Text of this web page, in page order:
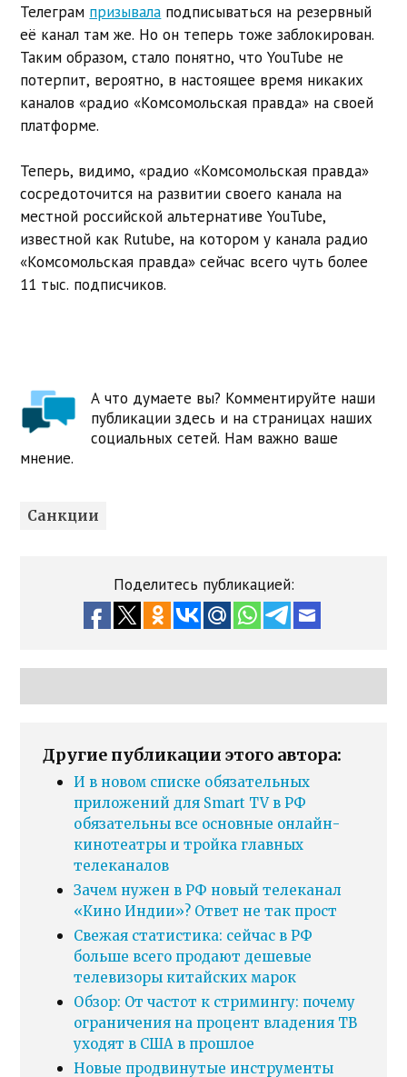
Телеграм призывала подписываться на резервный
её канал там же. Но он теперь тоже заблокирован.
Таким образом, стало понятно, что YouTube не
потерпит, вероятно, в настоящее время никаких
каналов «радио «Комсомольская правда» на своей
платформе.
Теперь, видимо, «радио «Комсомольская правда»
сосредоточится на развитии своего канала на
местной российской альтернативе YouTube,
известной как Rutube, на котором у канала радио
«Комсомольская правда» сейчас всего чуть более
11 тыс. подписчиков.
А что думаете вы? Комментируйте наши
публикации здесь и на страницах наших
социальных сетей. Нам важно ваше
мнение.
Санкции
Поделитесь публикацией:
Другие публикации этого автора:
И в новом списке обязательных
приложений для Smart TV в РФ
обязательны все основные онлайн-
кинотеатры и тройка главных
телеканалов
Зачем нужен в РФ новый телеканал
«Кино Индии»? Ответ не так прост
Свежая статистика: сейчас в РФ
больше всего продают дешевые
телевизоры китайских марок
Обзор: От частот к стримингу: почему
ограничения на процент владения ТВ
уходят в США в прошлое
Новые продвинутые инструменты